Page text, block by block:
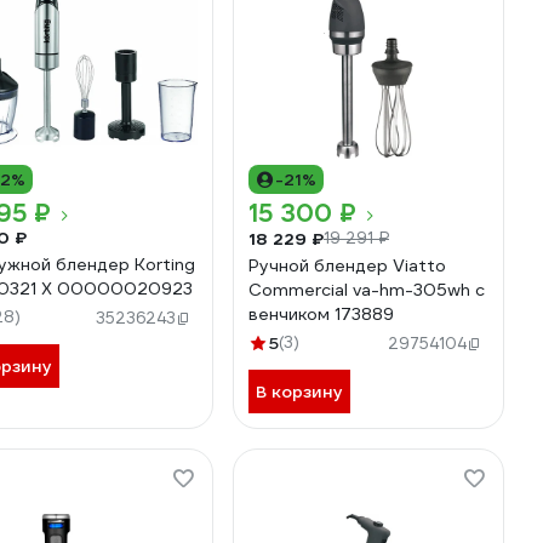
₽
₽
блендер Korting
X 00000020923
35236243
-21%
15 300 ₽
18 229 ₽19 291 ₽
Ручной блендер Viatto
Commercial va-hm-305wh с
венчиком 173889
5(3) 29754104
В корзину